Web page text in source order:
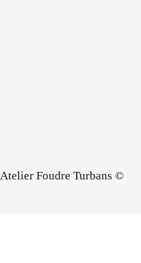
Atelier Foudre Turbans ©